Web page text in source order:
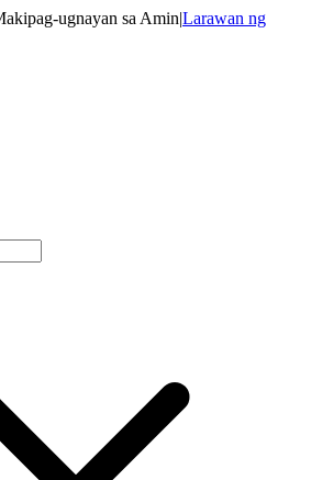
ugnayan sa Amin|Larawan ng